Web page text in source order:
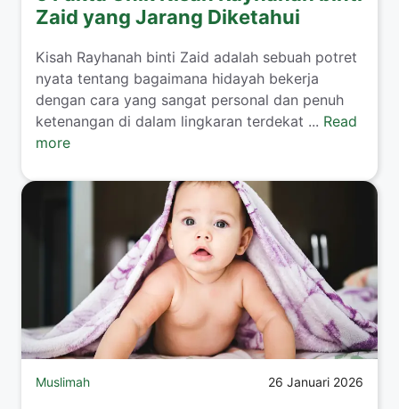
Zaid yang Jarang Diketahui
​Kisah Rayhanah binti Zaid adalah sebuah potret
nyata tentang bagaimana hidayah bekerja
dengan cara yang sangat personal dan penuh
ketenangan di dalam lingkaran terdekat ... Read
more
Muslimah 26 Januari 2026